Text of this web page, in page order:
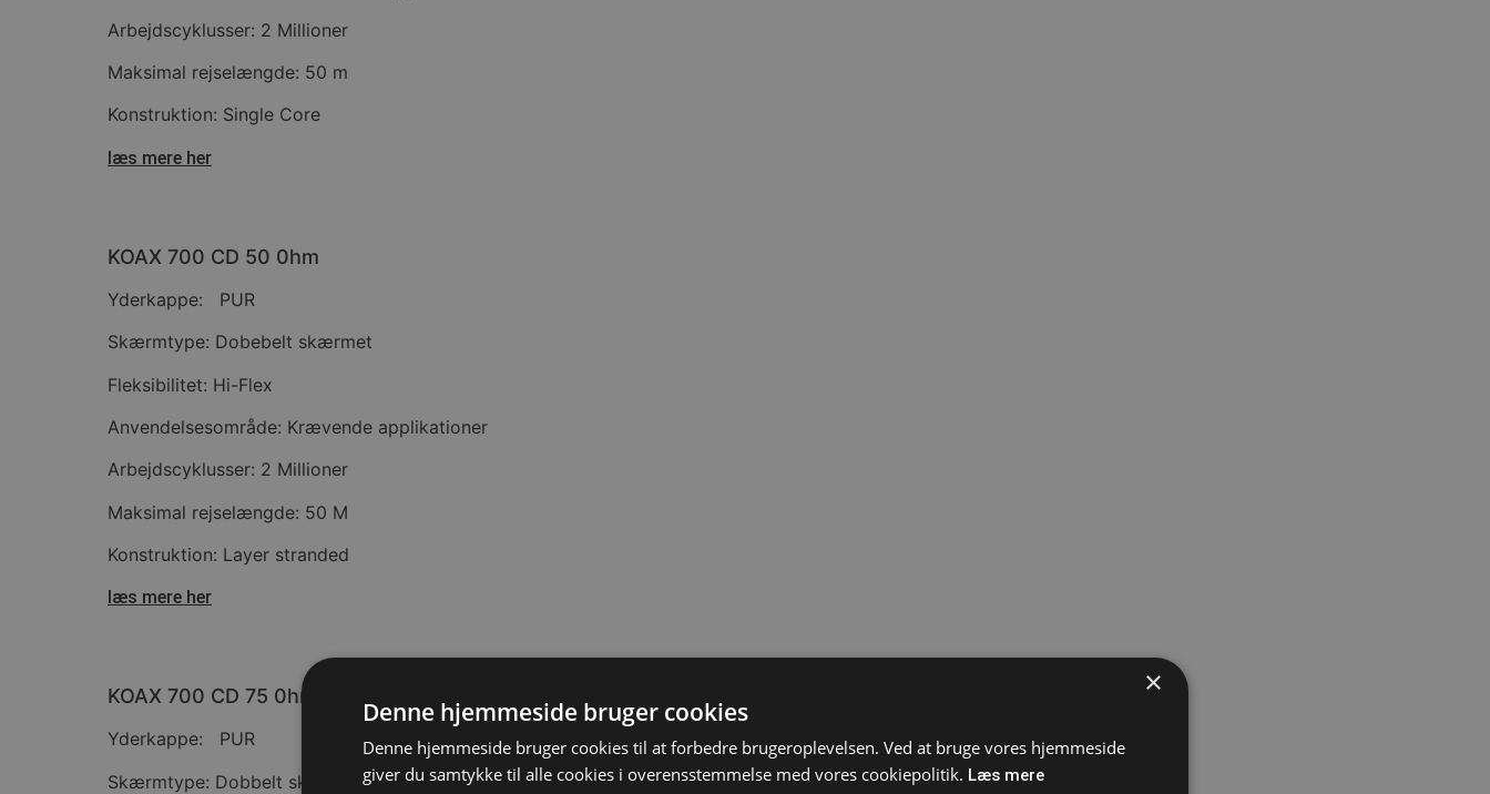
Arbejdscyklusser: 2 Millioner
Maksimal rejselængde: 50 m
Konstruktion: Single Core
læs mere her
KOAX 700 CD 50 0hm
Yderkappe: PUR
Skærmtype: Dobebelt skærmet
Fleksibilitet: Hi-Flex
Anvendelsesområde: Krævende applikationer
Arbejdscyklusser: 2 Millioner
Maksimal rejselængde: 50 M
Konstruktion: Layer stranded
læs mere her
KOAX 700 CD 75 0hm
Yderkappe: PUR
Skærmtype: Dobbelt skræmet
×
Denne hjemmeside bruger cookies
Denne hjemmeside bruger cookies til at forbedre brugeroplevelsen. Ved at bruge vores hjemmeside
giver du samtykke til alle cookies i overensstemmelse med vores cookiepolitik. Læs mere